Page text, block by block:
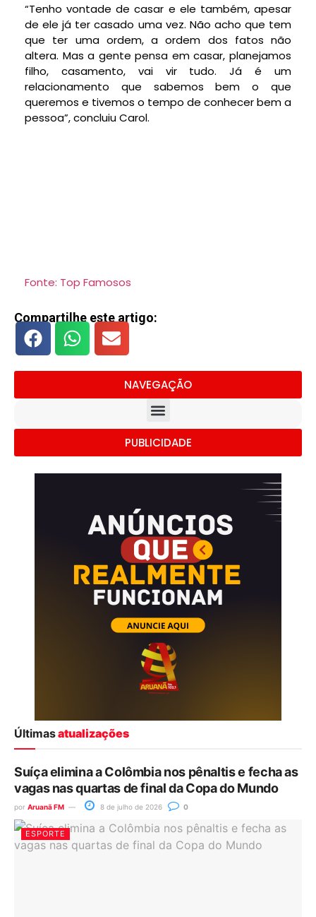
“Tenho vontade de casar e ele também, apesar
de ele já ter casado uma vez. Não acho que tem
que ter uma ordem, a ordem dos fatos não
altera. Mas a gente pensa em casar, planejamos
filho, casamento, vai vir tudo. Já é um
relacionamento que sabemos bem o que
queremos e tivemos o tempo de conhecer bem a
pessoa”, concluiu Carol.
Fonte: Top Famosos
Compartilhe este artigo:
NAVEGAÇÃO
PUBLICIDADE
Últimasatualizações
Suíça elimina a Colômbia nos pênaltis e fecha as
vagas nas quartas de final da Copa do Mundo
por Aruanã FM 8 de julho de 2026 0
ESPORTE